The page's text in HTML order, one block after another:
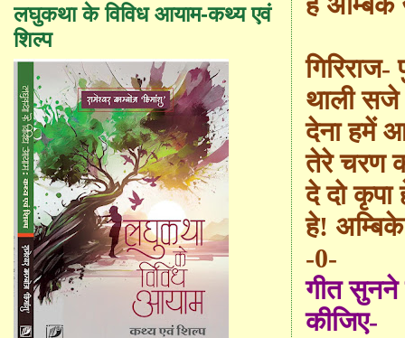
गिरिराज-
थाली
देना हमें
तेरे चरण
दे दो कृपा
हे!
-0-
गीत सुनने
कीजिए-
लघुकथा के विविध आयाम-कथ्य एवं
शिल्प